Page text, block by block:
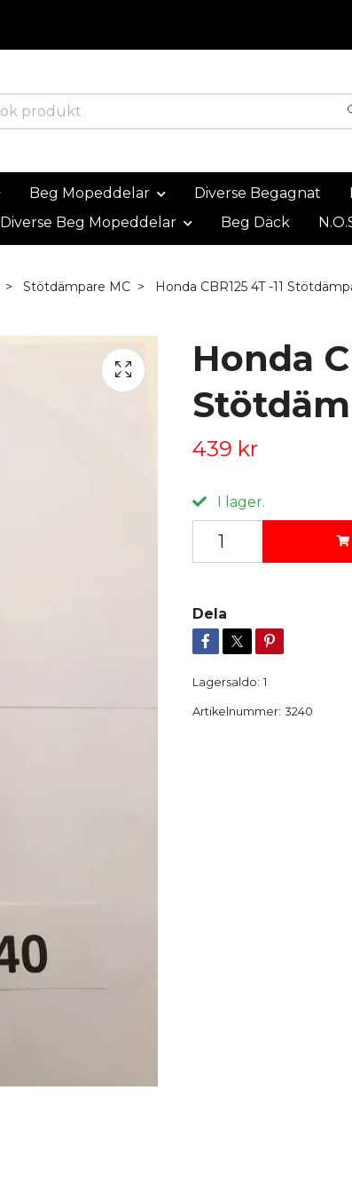
Beg Mopeddelar Diverse Begagnat
Diverse Beg Mopeddelar Beg Däck
Stötdämpare MC Honda CBR125 4T -11
Honda
439 kr
I lager.
Dela
Lagersaldo: 1
Artikelnummer: 3240